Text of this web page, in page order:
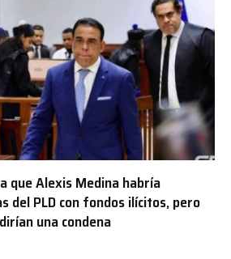
que Alexis Medina habría
del PLD con fondos ilícitos, pero
una condena